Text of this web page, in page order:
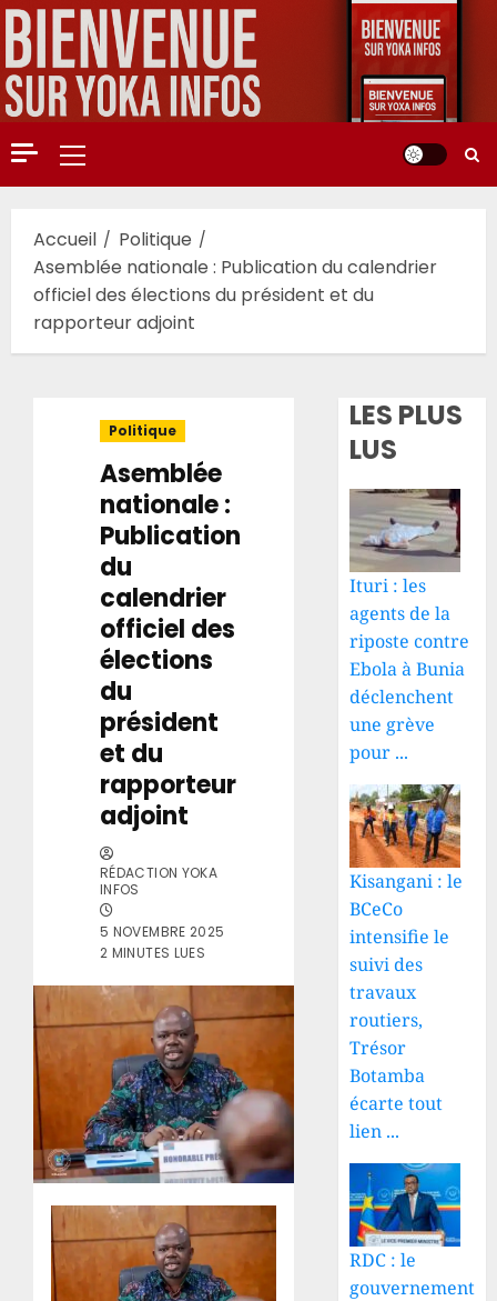
Aller
au
contenu
Menu
principal
Accueil
Politique
Asemblée nationale : Publication du calendrier
officiel des élections du président et du
rapporteur adjoint
Politique
Asemblée
nationale :
Publication
du
calendrier
officiel des
élections
du
président
et du
rapporteur
adjoint
RÉDACTION YOKA
INFOS
5 NOVEMBRE 2025
2 MINUTES LUES
LES PLUS
LUS
Ituri : les
agents de la
riposte contre
Ebola à Bunia
déclenchent
une grève
pour ...
Kisangani : le
BCeCo
intensifie le
suivi des
travaux
routiers,
Trésor
Botamba
écarte tout
lien ...
RDC : le
gouvernement